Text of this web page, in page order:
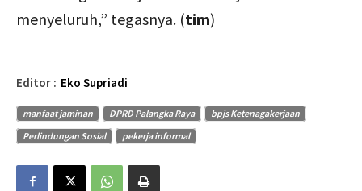
menyeluruh,” tegasnya. (tim)
Editor : Eko Supriadi
manfaat jaminan DPRD Palangka Raya
bpjs Ketenagakerjaan
Perlindungan Sosial
pekerja informal